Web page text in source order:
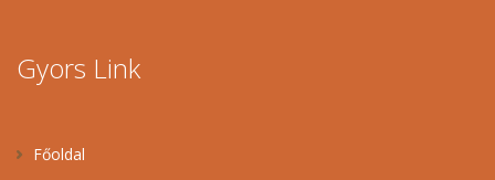
Gyors Link
Főoldal